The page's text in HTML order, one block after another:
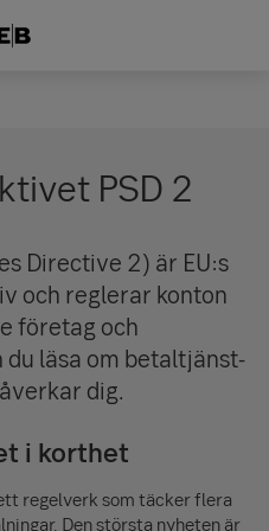
PSD 2
Directive 2) är EU:s
och reglerar konton
företag och
du läsa om betaltjänst­
dig.
i korthet
regelverk som täcker flera
Den största nyheten är